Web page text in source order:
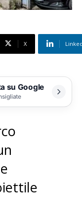
X
su Google